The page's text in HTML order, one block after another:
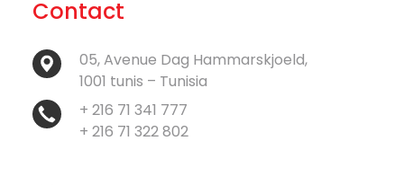
Contact
05, Avenue Dag Hammarskjoeld,
1001 tunis – Tunisia
+ 216 71 341 777
+ 216 71 322 802